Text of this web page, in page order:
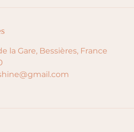
la Gare, Bessières, France